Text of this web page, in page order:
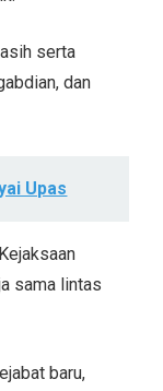
serta
dan
Upas
sama lintas
baru,